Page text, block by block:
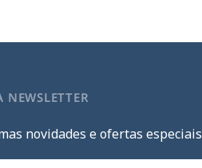
NEWSLETTER
novidades e ofertas especiais